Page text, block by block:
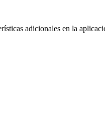
adicionales en la